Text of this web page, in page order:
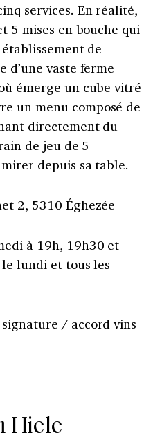
services. En réalité,
5 mises en bouche qui
établissement de
d’une vaste ferme
émerge un cube vitré
un menu composé de
directement du
de jeu de 5
depuis sa table.
2, 5310 Éghezée
à 19h, 19h30 et
lundi et tous les
/ accord vins
Hiele